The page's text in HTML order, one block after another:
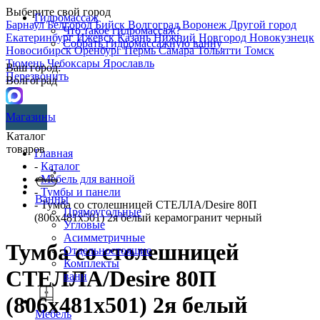
Выберите свой город
БарнаулБелгородБийск ВолгоградВоронеж Другой город
ЕкатеринбургИжевскКазаньНижний Новгород Новокузнецк
НовосибирскОренбургПермьСамараТольятти Томск
ТюменьЧебоксары Ярославль
Перезвонить
Гидромассаж
Что такое гидромассаж?
Собрать гидромассажную ванну
Ваш город:
Волгоград
Магазины
Каталог
товаров
Ванны
Прямоугольные
Угловые
Асимметричные
Отдельностоящие
Комплекты
ванн
Мебель
Главная
- Каталог
-Мебель для ванной
- Тумбы и панели
- Тумба со столешницей СТЕЛЛА/Desire 80П
(806х481х501) 2я белый керамогранит черный
Тумба со столешницей
СТЕЛЛА/Desire 80П
(806х481х501) 2я белый